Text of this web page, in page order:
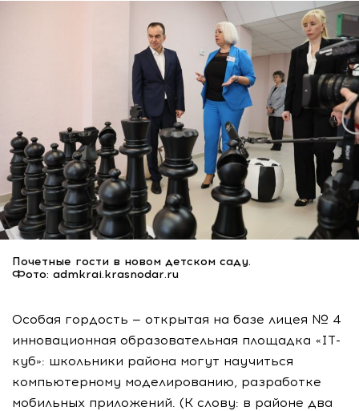
Почетные гости в новом детском саду.
Фото: admkrai.krasnodar.ru
Особая гордость — открытая на базе лицея № 4
инновационная образовательная площадка «IT-
куб»: школьники района могут научиться
компьютерному моделированию, разработке
мобильных приложений. (К слову: в районе два